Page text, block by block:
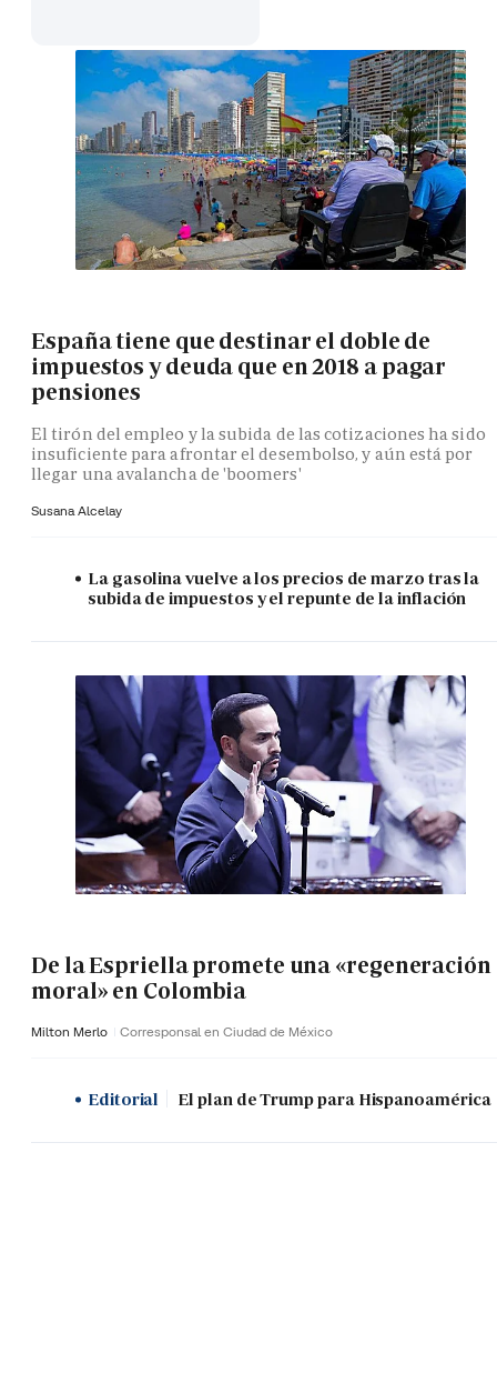
España tiene que destinar el doble de
impuestos y deuda que en 2018 a pagar
pensiones
El tirón del empleo y la subida de las cotizaciones ha sido
insuficiente para afrontar el desembolso, y aún está por
llegar una avalancha de 'boomers'
Susana Alcelay
La gasolina vuelve a los precios de marzo tras la
subida de impuestos y el repunte de la inflación
De la Espriella promete una «regeneración
moral» en Colombia
Milton Merlo Corresponsal en Ciudad de México
Editorial El plan de Trump para Hispanoamérica